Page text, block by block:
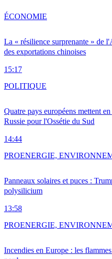
La « résilience surprenante » de
des exportations chinoises
15:17
ÉCONOMIE
Quatre pays européens mettent
Russie pour l'Ossétie du Sud
14:44
POLITIQUE
Panneaux solaires et puces :
polysilicium
13:58
PROENERGIE,
Incendies en Europe : les
PROENERGIE,